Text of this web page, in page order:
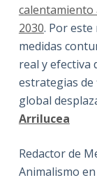
calentamiento
2030. Por
medidas
real y efectiva
estrategias
global
Arrilucea
Redactor de
Animalismo en